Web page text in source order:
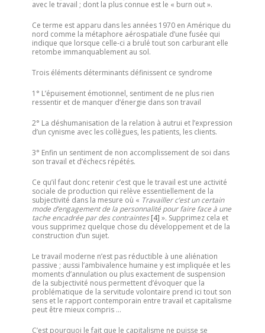
avec le travail ; dont la plus connue est le « burn out ».
Ce terme est apparu dans les années 1970 en Amérique du
nord comme la métaphore aérospatiale d’une fusée qui
indique que lorsque celle-ci a brulé tout son carburant elle
retombe immanquablement au sol.
Trois éléments déterminants définissent ce syndrome
1° L’épuisement émotionnel, sentiment de ne plus rien
ressentir et de manquer d’énergie dans son travail
2° La déshumanisation de la relation à autrui et l’expression
d’un cynisme avec les collègues, les patients, les clients.
3° Enfin un sentiment de non accomplissement de soi dans
son travail et d’échecs répétés.
Ce qu’il faut donc retenir c’est que le travail est une activité
sociale de production qui relève essentiellement de la
subjectivité dans la mesure où « Travailler c’est un certain
mode d’engagement de la personnalité pour faire face à une
tache encadrée par des contraintes[4] ». Supprimez cela et
vous supprimez quelque chose du développement et de la
construction d’un sujet.
Le travail moderne n’est pas réductible à une aliénation
passive ; aussi l’ambivalence humaine y est impliquée et les
moments d’annulation ou plus exactement de suspension
de la subjectivité nous permettent d’évoquer que la
problématique de la servitude volontaire prend ici tout son
sens et le rapport contemporain entre travail et capitalisme
peut être mieux compris …
C’est pourquoi le fait que le capitalisme ne puisse se